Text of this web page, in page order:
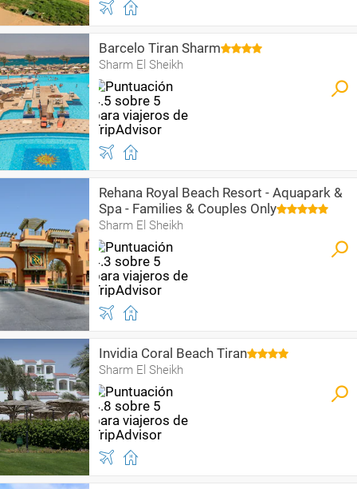
Barcelo Tiran Sharm
Sharm El Sheikh
Rehana Royal Beach Resort - Aquapark &
Spa - Families & Couples Only
Sharm El Sheikh
Invidia Coral Beach Tiran
Sharm El Sheikh